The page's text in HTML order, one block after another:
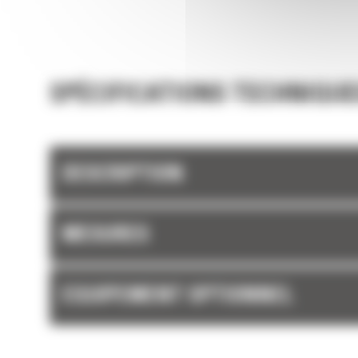
SPÉCIFICATIONS
DESCRIPTION
MESURES
EQUIPEMENT OPTIONNEL